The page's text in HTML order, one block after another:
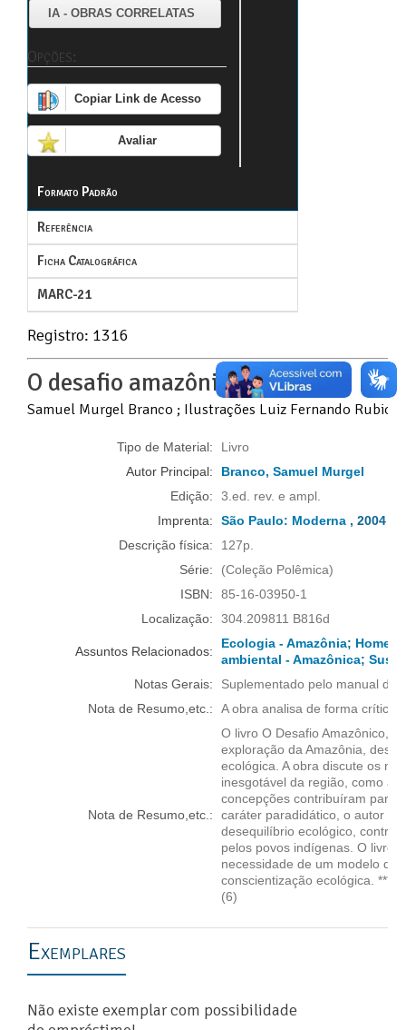
IA - OBRAS CORRELATAS
Opções:
Copiar Link de Acesso
Avaliar
Formato Padrão
Referência
Ficha Catalográfica
MARC-21
Registro: 1316
O desafio amazônico
Samuel Murgel Branco ; Ilustrações Luiz Fernando Rubiol
Tipo de Material:
Livro
Autor Principal:
Branco, Samuel Murgel
Edição:
3.ed. rev. e ampl.
Imprenta:
São Paulo: Moderna , 2004
Descrição física:
127p.
Série:
(Coleção Polêmica)
ISBN:
85-16-03950-1
Localização:
304.209811 B816d
Assuntos Relacionados:
Ecologia - Amazônia;
ambiental - Amazônica;
Notas Gerais:
Suplementado pelo manual do
Nota de Resumo,etc.:
A obra analisa de forma crítica
Nota de Resumo,etc.:
O livro O Desafio Amazônico,
exploração da Amazônia,
ecológica. A obra discute os
inesgotável da região, como a
concepções contribuíram para
caráter paradidático, o autor
desequilíbrio ecológico,
pelos povos indígenas. O livro
necessidade de um modelo de
conscientização ecológica. ***
(6)
Exemplares
Não existe exemplar com possibilidade